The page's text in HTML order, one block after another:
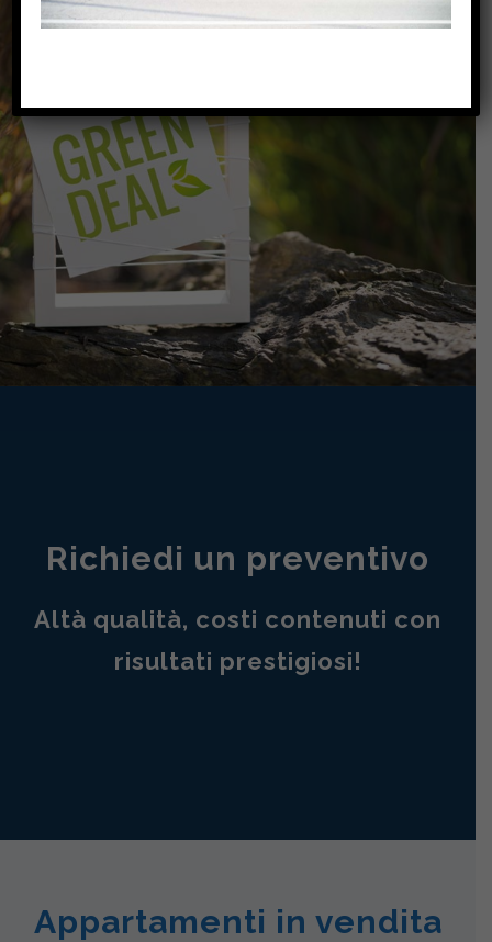
Richiedi un preventivo
Altà qualità, costi contenuti con
risultati prestigiosi!
Appartamenti in vendita